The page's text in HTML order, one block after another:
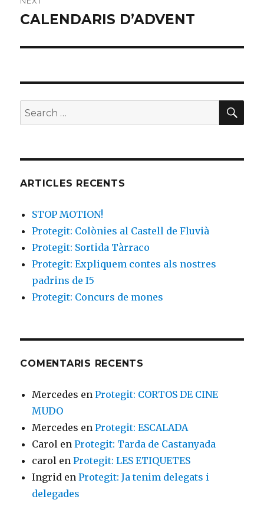
Next
CALENDARIS D’ADVENT
Search
for:
ARTICLES RECENTS
STOP MOTION!
Protegit: Colònies al Castell de Fluvià
Protegit: Sortida Tàrraco
Protegit: Expliquem contes als nostres
padrins de I5
Protegit: Concurs de mones
COMENTARIS RECENTS
Mercedes enProtegit: CORTOS DE CINE
MUDO
Mercedes enProtegit: ESCALADA
Carol enProtegit: Tarda de Castanyada
carol enProtegit: LES ETIQUETES
Ingrid enProtegit: Ja tenim delegats i
delegades